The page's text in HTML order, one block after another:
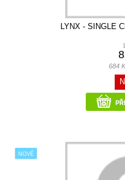
LYNX - SINGLE
684
NOVÉ